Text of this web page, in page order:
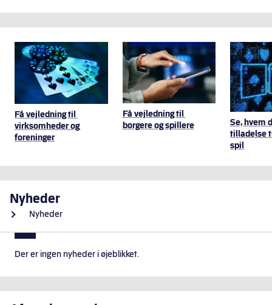
Hurtige genveje
Få vejledning til
virksomheder og
foreninger
Få vejledning til
borgere og spillere
Se, hvem
tilladelse
spil
Nyheder
Nyheder
Der er ingen nyheder i øjeblikket.